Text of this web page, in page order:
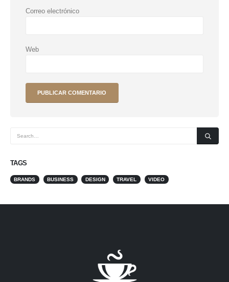
Correo electrónico
Web
TAGS
BRANDS BUSINESS DESIGN TRAVEL VIDEO